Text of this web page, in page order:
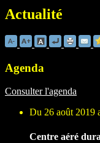
Actualité
Agenda
Consulter l'agenda
Du 26 août 2019
Centre aéré